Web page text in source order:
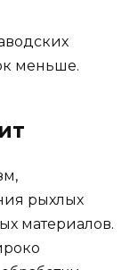
меньше.
рыхлых
материалов.